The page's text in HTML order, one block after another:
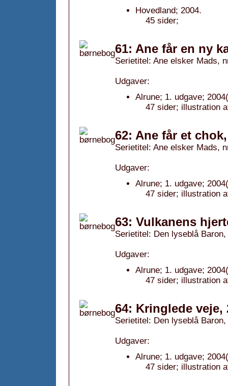
Hovedland; 2004.
45 sider;
61: Ane får en ny
Serietitel: Ane elsker Mads,
Udgaver:
Alrune; 1. udgave;
47 sider; illustration
62: Ane får et
Serietitel: Ane elsker Mads,
Udgaver:
Alrune; 1. udgave;
47 sider; illustration
63: Vulkanens
Serietitel: Den lyseblå Baron,
Udgaver:
Alrune; 1. udgave;
47 sider; illustration
64: Kringlede veje,
Serietitel: Den lyseblå Baron,
Udgaver:
Alrune; 1. udgave;
47 sider; illustration